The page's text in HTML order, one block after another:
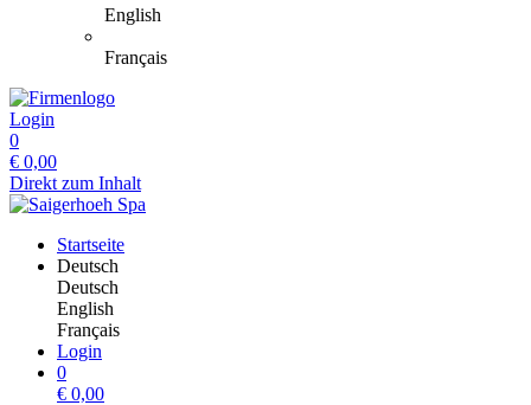
English
Français
Login
0
€ 0,00
Direkt zum Inhalt
Startseite
Deutsch
Deutsch
English
Français
Login
0
€ 0,00